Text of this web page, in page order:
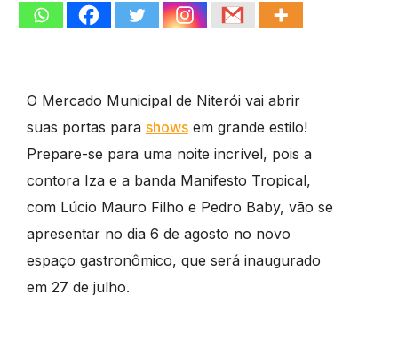
O Mercado Municipal de Niterói vai abrir
suas portas para showsem grande estilo!
Prepare-se para uma noite incrível, pois a
contora Iza e a banda Manifesto Tropical,
com Lúcio Mauro Filho e Pedro Baby, vão se
apresentar no dia 6 de agosto no novo
espaço gastronômico, que será inaugurado
em 27 de julho.